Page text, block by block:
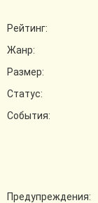
Рейтинг:
Жанр:
Размер:
Статус:
События:
Предупреждения: